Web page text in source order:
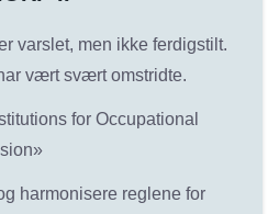
varslet, men ikke ferdigstilt.
vært svært omstridte.
for Occupational
harmonisere reglene for